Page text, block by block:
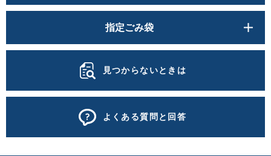
指定ごみ袋
見つからないときは
よくある質問と回答